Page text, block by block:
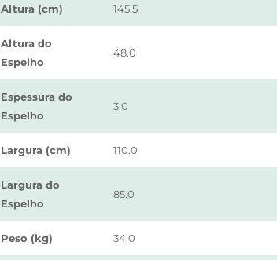
Altura (cm) 145.5
Altura do
Espelho
48.0
Espessura do
Espelho
3.0
Largura (cm) 110.0
Largura do
Espelho
85.0
Peso (kg) 34.0